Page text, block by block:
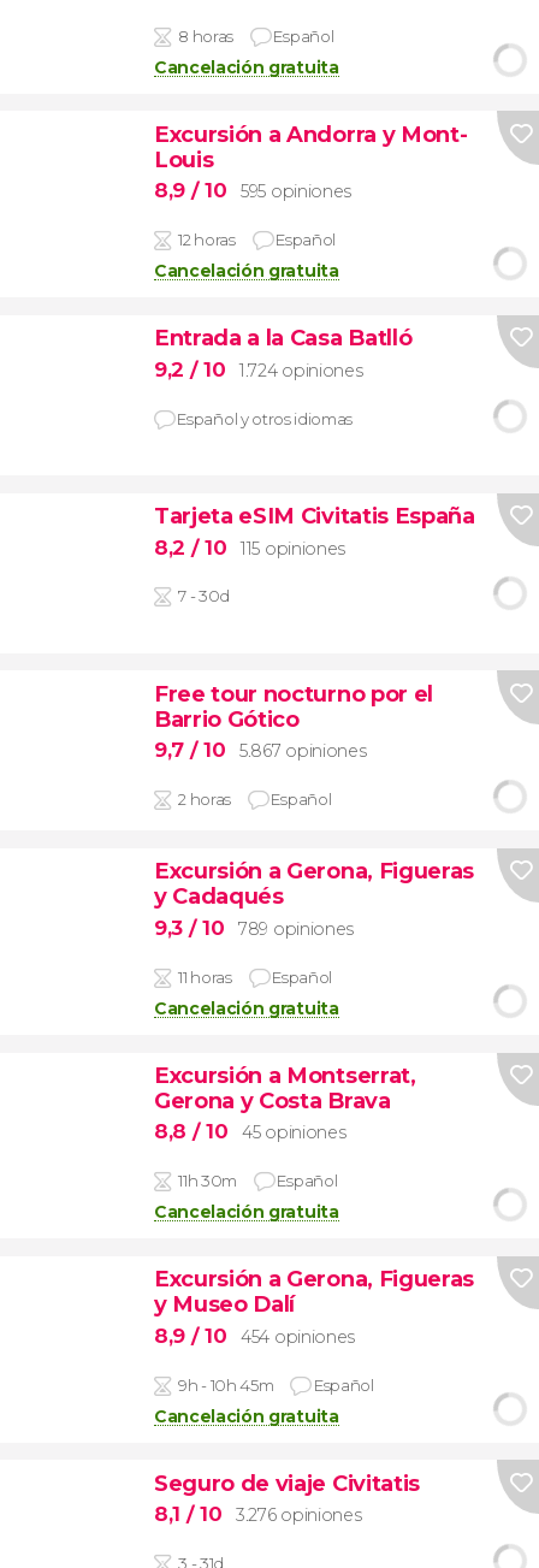
8 horas Español
Cancelación gratuita
Excursión a Andorra y Mont-
Louis
8,9 / 10 595 opiniones
12 horas Español
Cancelación gratuita
Entrada a la Casa Batlló
9,2 / 10 1.724 opiniones
Español y otros idiomas
Tarjeta eSIM Civitatis España
8,2 / 10 115 opiniones
7 - 30d
Free tour nocturno por el
Barrio Gótico
9,7 / 10 5.867 opiniones
2 horas Español
Excursión a Gerona, Figueras
y Cadaqués
9,3 / 10 789 opiniones
11 horas Español
Cancelación gratuita
Excursión a Montserrat,
Gerona y Costa Brava
8,8 / 10 45 opiniones
11h 30m Español
Cancelación gratuita
Excursión a Gerona, Figueras
y Museo Dalí
8,9 / 10 454 opiniones
9h - 10h 45m Español
Cancelación gratuita
Seguro de viaje Civitatis
8,1 / 10 3.276 opiniones
3 - 31d